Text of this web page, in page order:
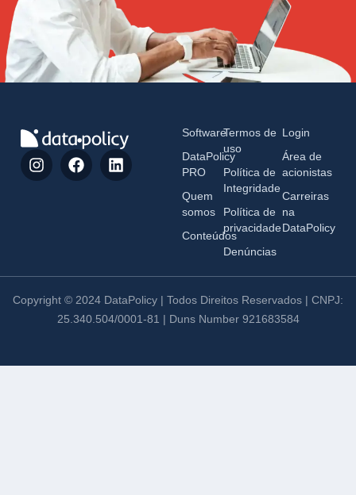
Software
DataPolicy
PRO
Quem
somos
Conteúdos
Termos de
uso
Política de
Integridade
Política de
privacidade
Denúncias
Login
Área de
acionistas
Carreiras
na
DataPolicy
Copyright © 2024 DataPolicy | Todos Direitos Reservados | CNPJ:
25.340.504/0001-81 | Duns Number 921683584